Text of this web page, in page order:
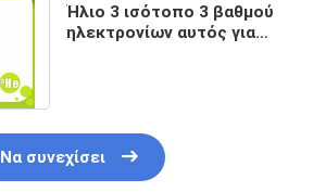
Ήλιο 3 ισότοπο 3 βαθμού
ηλεκτρονίων αυτός για
Να συνεχίσει